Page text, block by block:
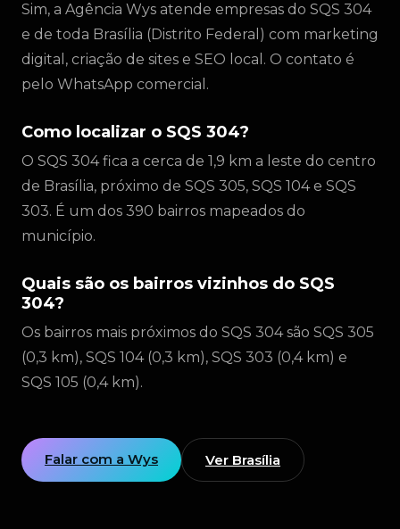
Sim, a Agência Wys atende empresas do SQS 304
e de toda Brasília (Distrito Federal) com marketing
digital, criação de sites e SEO local. O contato é
pelo WhatsApp comercial.
Como localizar o SQS 304?
O SQS 304 fica a cerca de 1,9 km a leste do centro
de Brasília, próximo de SQS 305, SQS 104 e SQS
303. É um dos 390 bairros mapeados do
município.
Quais são os bairros vizinhos do SQS
304?
Os bairros mais próximos do SQS 304 são SQS 305
(0,3 km), SQS 104 (0,3 km), SQS 303 (0,4 km) e
SQS 105 (0,4 km).
Falar com a Wys Ver Brasília